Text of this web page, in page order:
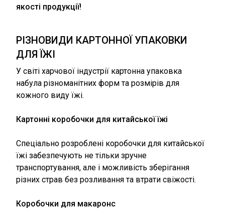
якості продукції!
РІЗНОВИДИ КАРТОННОЇ УПАКОВКИ
ДЛЯ ЇЖІ
У світі харчової індустрії картонна упаковка
набула різноманітних форм та розмірів для
кожного виду їжі.
Картонні коробочки для китайської їжі
Спеціально розроблені коробочки для китайської
їжі забезпечують не тільки зручне
транспортування, але і можливість зберігання
різних страв без розливання та втрати свіжості.
Коробочки для макаронс